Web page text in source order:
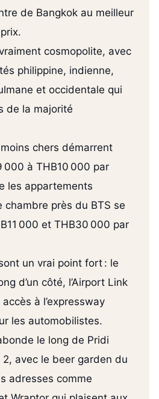
de Bangkok au meilleur
cosmopolite, avec
philippine, indienne,
et occidentale qui
de la majorité
chers démarrent
000 à THB10 000 par
les appartements
chambre près du BTS se
000 et THB30 000 par
un vrai point fort : le
d’un côté, l’Airport Link
à l’expressway
les automobilistes.
le long de Pridi
2, avec le beer garden du
adresses comme